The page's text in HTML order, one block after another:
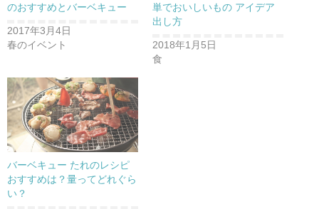
のおすすめとバーベキュー
2017年3月4日
春のイベント
単でおいしいもの アイデア
出し方
2018年1月5日
食
バーベキュー たれのレシピ
おすすめは？量ってどれぐら
い？